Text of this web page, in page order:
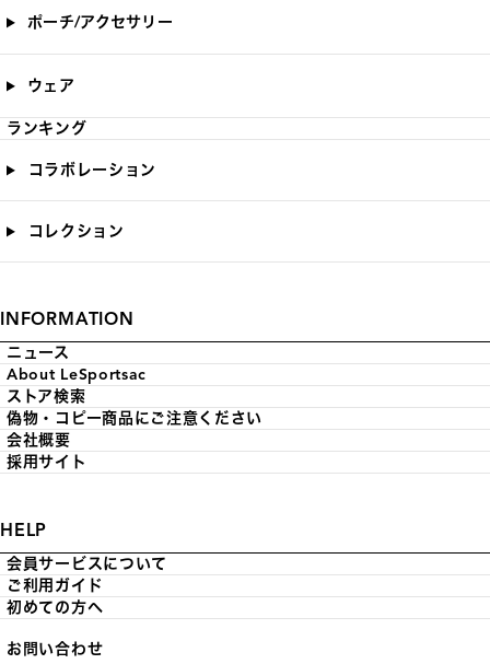
ポーチ/アクセサリー
ウェア
ランキング
コラボレーション
コレクション
INFORMATION
ニュース
About LeSportsac
ストア検索
偽物・コピー商品にご注意ください
会社概要
採用サイト
HELP
会員サービスについて
ご利用ガイド
初めての方へ
お問い合わせ